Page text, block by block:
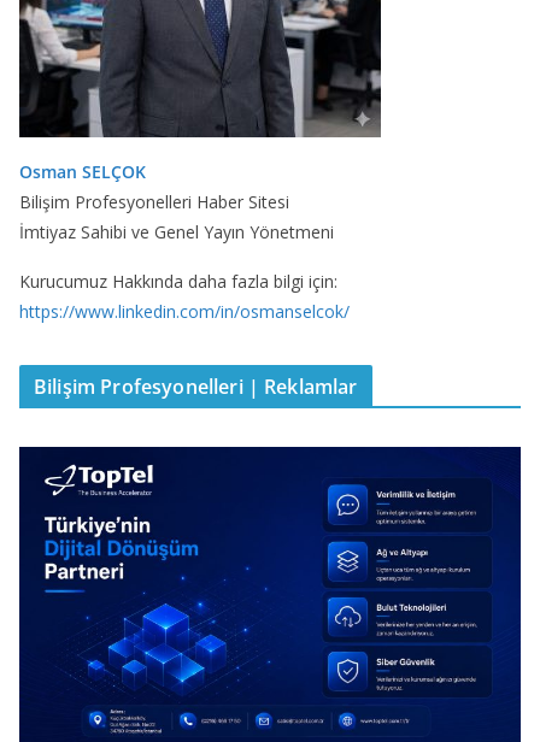
Osman SELÇOK
Bilişim Profesyonelleri Haber Sitesi
İmtiyaz Sahibi ve Genel Yayın Yönetmeni
Kurucumuz Hakkında daha fazla bilgi için:
https://www.linkedin.com/in/osmanselcok/
Bilişim Profesyonelleri | Reklamlar